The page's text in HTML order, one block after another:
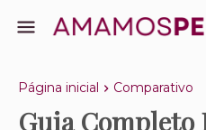
Página inicial Comparativo
Guia Completo